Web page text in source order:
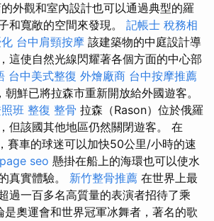
外觀和室內設計也可以通過典型的羅
和寬敞的空間來發現。 記帳士 稅務相
台中肩頸按摩 該建築物的中庭設計導
這使自然光線閃耀著各個方面的中心部
台中美式整復 外燴廠商 台中按摩推薦
鮮已將拉森市重新開放給外國遊客。
班 整復 整骨 拉森（Rason）位於俄羅
但該國其他地區仍然關閉遊客。 在
賽車的球迷可以加快50公里/小時的速
seo 懸掛在船上的海環也可以使水
真實體驗。 新竹整骨推薦 在世界上最
過一百多名高質量的表演者招待了乘
是奧運會和世界冠軍冰舞者，著名的歌